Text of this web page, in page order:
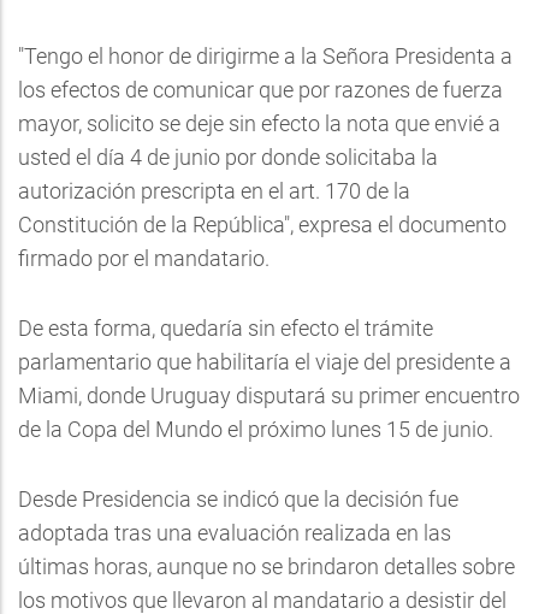
"Tengo el honor de dirigirme a la Señora Presidenta a
los efectos de comunicar que por razones de fuerza
mayor, solicito se deje sin efecto la nota que envié a
usted el día 4 de junio por donde solicitaba la
autorización prescripta en el art. 170 de la
Constitución de la República", expresa el documento
firmado por el mandatario.
De esta forma, quedaría sin efecto el trámite
parlamentario que habilitaría el viaje del presidente a
Miami, donde Uruguay disputará su primer encuentro
de la Copa del Mundo el próximo lunes 15 de junio.
Desde Presidencia se indicó que la decisión fue
adoptada tras una evaluación realizada en las
últimas horas, aunque no se brindaron detalles sobre
los motivos que llevaron al mandatario a desistir del